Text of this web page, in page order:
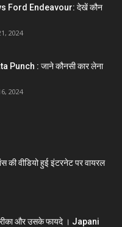
Ford Endeavour: देखें कौन
2024
Punch : जाने कौनसी कार लेना
2024
की वीडियो हुई इंटरनेट पर वायरल
और उसके फायदे । Japani